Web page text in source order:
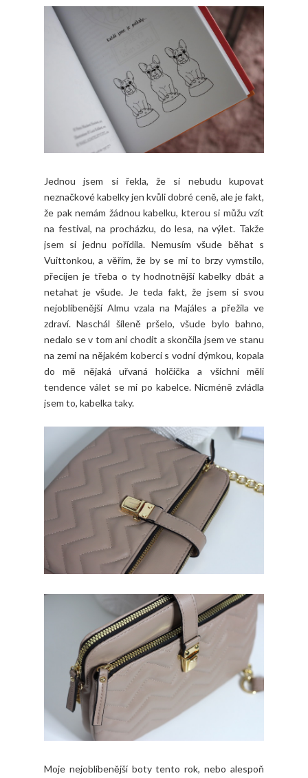
Jednou jsem si řekla, že si nebudu kupovat
neznačkové kabelky jen kvůli dobré ceně, ale je fakt,
že pak nemám žádnou kabelku, kterou si můžu vzít
na festival, na procházku, do lesa, na výlet. Takže
jsem si jednu pořídila. Nemusím všude běhat s
Vuittonkou, a věřím, že by se mi to brzy vymstilo,
přecijen je třeba o ty hodnotnější kabelky dbát a
netahat je všude. Je teda fakt, že jsem si svou
nejoblíbenější Almu vzala na Majáles a přežila ve
zdraví. Naschál šíleně pršelo, všude bylo bahno,
nedalo se v tom ani chodit a skončila jsem ve stanu
na zemi na nějakém koberci s vodní dýmkou, kopala
do mě nějaká uřvaná holčička a všichni měli
tendence válet se mi po kabelce. Nicméně zvládla
jsem to, kabelka taky.
Moje nejoblíbenější boty tento rok, nebo alespoň